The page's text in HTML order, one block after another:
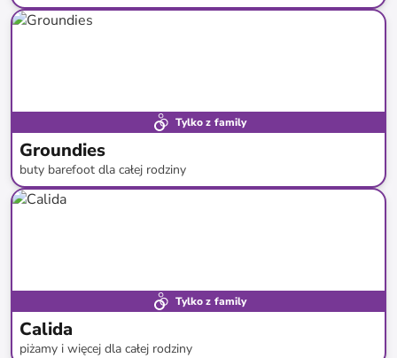
do-58%*
Tylko z family
Groundies
buty barefoot dla całej rodziny
do-55
Tylko z family
Calida
piżamy i więcej dla całej rodziny